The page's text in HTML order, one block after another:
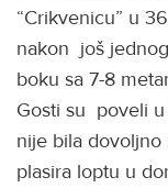
“Crikvenicu” u
nakon još
boku sa 7-8
Gosti su poveli
nije bila dovoljno
plasira loptu u